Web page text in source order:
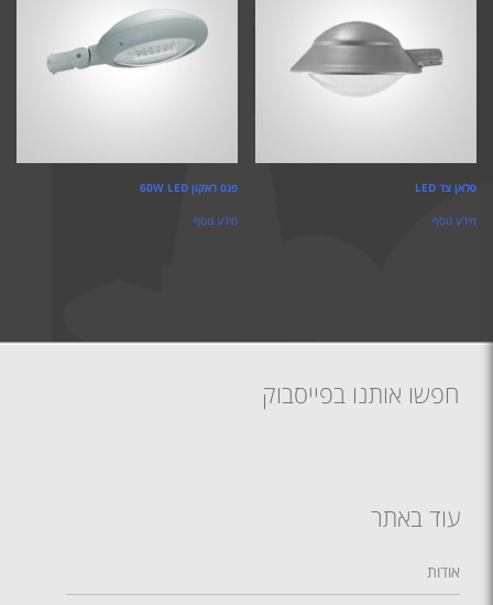
סלאן צד LED
מידע נוסף
פנס ראקון 60W LED
מידע נוסף
חפשו אותנו בפייסבוק
עוד באתר
אודות